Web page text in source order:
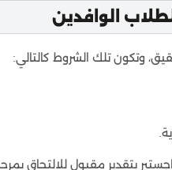
الوافدين
وتكون تلك الشروط كالتالي:
بتقدير مقبول للالتحاق